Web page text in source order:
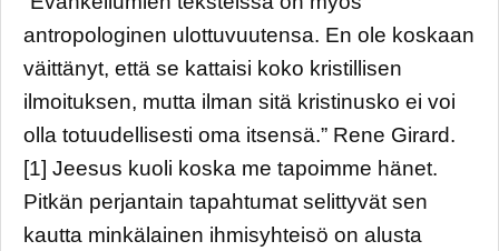
antropologinen ulottuvuutensa. En ole koskaan
väittänyt, että se kattaisi koko kristillisen
ilmoituksen, mutta ilman sitä kristinusko ei voi
olla totuudellisesti oma itsensä.” Rene Girard.
[1] Jeesus kuoli koska me tapoimme hänet.
Pitkän perjantain tapahtumat selittyvät sen
kautta minkälainen ihmisyhteisö on alusta